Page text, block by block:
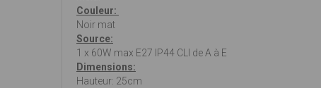
Couleur:
Noir mat
Source:
1 x 60W max E27 IP44 CLI de A à E
Dimensions:
Hauteur: 25cm